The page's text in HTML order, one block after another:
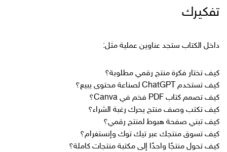
تفكيرك
داخل الكتاب ستجد عناوين عملية مثل:
كيف تختار فكرة منتج رقمي مطلوبة؟
كيف تستخدم ChatGPT لصناعة محتوى يبيع؟
كيف تصمم كتاب PDF فخم في Canva؟
كيف تكتب وصف منتج يحرك رغبة الشراء؟
كيف تبني صفحة هبوط لمنتج رقمي؟
كيف تسوق منتجك عبر تيك توك وإنستغرام؟
كيف تحول منتجًا واحدًا إلى مكتبة منتجات كاملة؟